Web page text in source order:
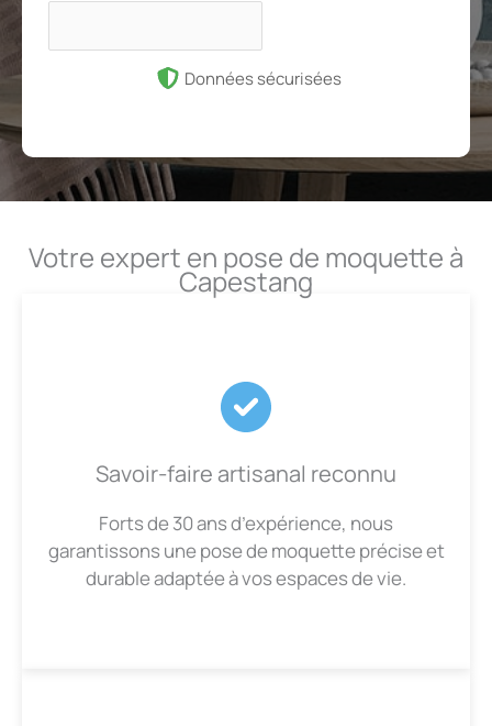
Données sécurisées
Votre expert en pose de moquette à
Capestang
Savoir-faire artisanal reconnu
Forts de 30 ans d’expérience, nous
garantissons une pose de moquette précise et
durable adaptée à vos espaces de vie.